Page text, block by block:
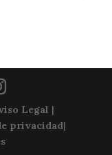
Legal |
privacidad|